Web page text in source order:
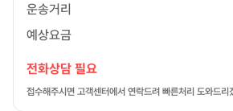
운송거리
예상요금
전화상담 필요
접수해주시면 고객센터에서 연락드려 빠른처리 도와드리